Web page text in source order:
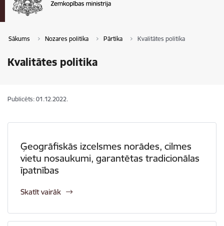
Sākums Nozares politika Pārtika Kvalitātes politika
Kvalitātes politika
Publicēts: 01.12.2022.
Ģeogrāfiskās izcelsmes norādes, cilmes
vietu nosaukumi, garantētas tradicionālas
īpatnības
Skatīt vairāk